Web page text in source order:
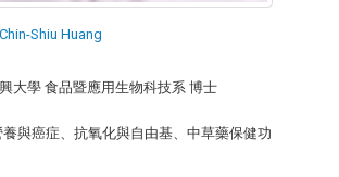
Shiu Huang
大學 食品暨應用生物科技系 博士
與癌症、抗氧化與自由基、中草藥保健功